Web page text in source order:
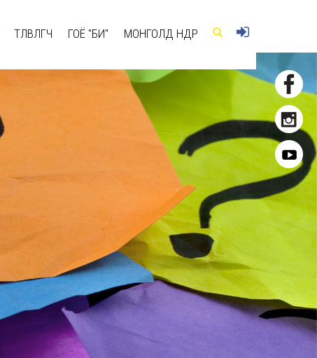
ТӨЛӨВЛӨГЧ ГОЁ "БИ" МОНГОЛД ӨНӨӨДӨР